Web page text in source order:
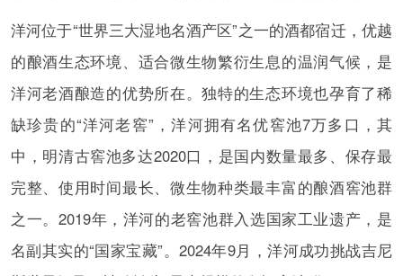
洋河位于“世界三大湿地名酒产区”之一的酒都宿迁，优越
的酿酒生态环境、适合微生物繁衍生息的温润气候，是
洋河老酒酿造的优势所在。独特的生态环境也孕育了稀
缺珍贵的“洋河老窖”，洋河拥有名优窖池7万多口，其
中，明清古窖池多达2020口，是国内数量最多、保存最
完整、使用时间最长、微生物种类最丰富的酿酒窖池群
之一。2019年，洋河的老窖池群入选国家工业遗产，是
名副其实的“国家宝藏”。2024年9月，洋河成功挑战吉尼